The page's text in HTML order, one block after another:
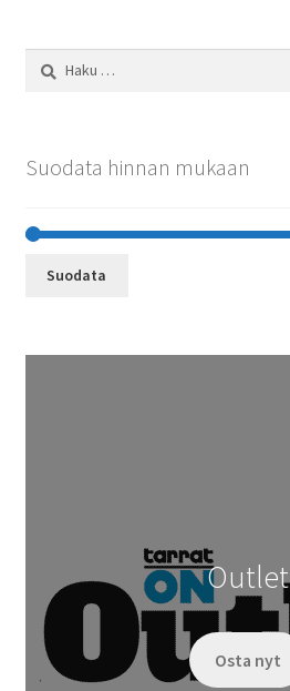
Haku:
Suodata hinnan mukaan
Suodata
Outlet
Osta nyt